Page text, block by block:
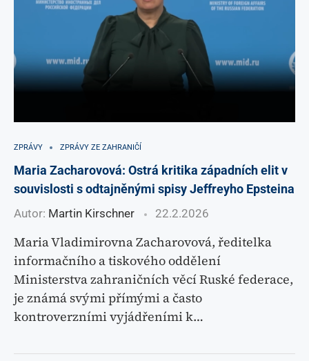
ZPRÁVY ZPRÁVY ZE ZAHRANIČÍ
Maria Zacharovová: Ostrá kritika západních elit v
souvislosti s odtajněnými spisy Jeffreyho Epsteina
Autor: Martin Kirschner 22.2.2026
Maria Vladimirovna Zacharovová, ředitelka
informačního a tiskového oddělení
Ministerstva zahraničních věcí Ruské federace,
je známá svými přímými a často
kontroverzními vyjádřeními k…